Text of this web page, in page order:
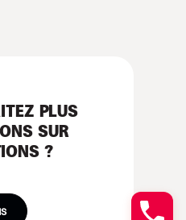
PLUS
SUR
?